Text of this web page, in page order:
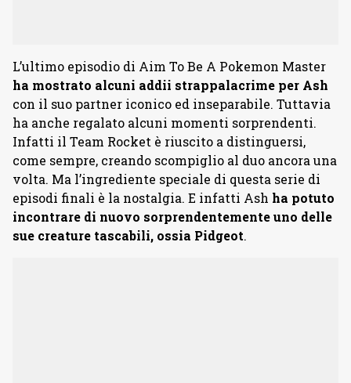
L’ultimo episodio di Aim To Be A Pokemon Master
ha mostrato alcuni addii strappalacrime per Ash
con il suo partner iconico ed inseparabile. Tuttavia
ha anche regalato alcuni momenti sorprendenti.
Infatti il Team Rocket è riuscito a distinguersi,
come sempre, creando scompiglio al duo ancora una
volta. Ma l’ingrediente speciale di questa serie di
episodi finali è la nostalgia. E infatti Ash ha potuto
incontrare di nuovo sorprendentemente uno delle
sue creature tascabili, ossia Pidgeot.